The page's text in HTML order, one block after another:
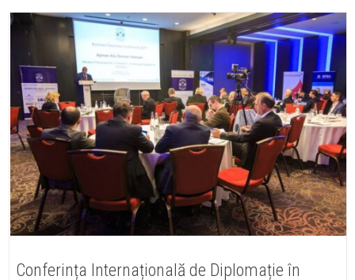
Conferința Internațională de Diplomație în